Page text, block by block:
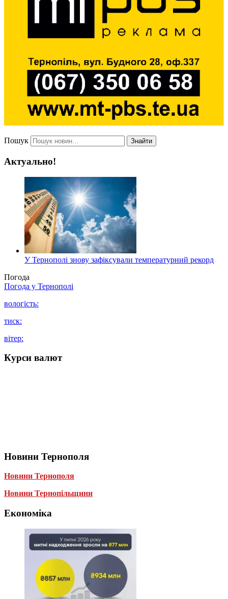
Пошук Знайти
Актуально!
У Тернополі знову зафіксували температурний рекорд
Погода
Погода у Тернополі
вологість:
тиск:
вітер:
Курси валют
Новини Тернополя
Новини Тернополя
Новини Тернопільщини
Економіка